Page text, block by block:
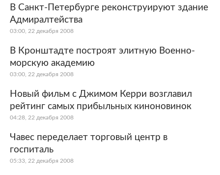
В Санкт-Петербурге реконструируют здание
Адмиралтейства
03:00, 22 декабря 2008
В Кронштадте построят элитную Военно-
морскую академию
03:00, 22 декабря 2008
Новый фильм с Джимом Керри возглавил
рейтинг самых прибыльных киноновинок
04:28, 22 декабря 2008
Чавес переделает торговый центр в
госпиталь
05:33, 22 декабря 2008